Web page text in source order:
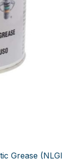
Grease (NLGI